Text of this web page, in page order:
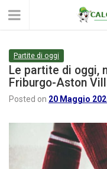
Partite di oggi
Le partite di oggi,
Friburgo-Aston
Posted on 20 Maggio